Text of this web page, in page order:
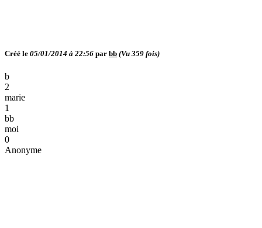
Créé le 05/01/2014 à 22:56 par bb (Vu 359 fois)
b
2
marie
1
bb
moi
0
Anonyme